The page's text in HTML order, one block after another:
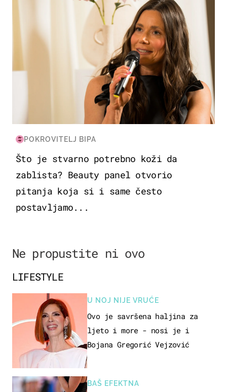
POKROVITELJ BIPA
Što je stvarno potrebno koži da
zablista? Beauty panel otvorio
pitanja koja si i same često
postavljamo...
Ne propustite ni ovo
LIFESTYLE
U NOJ NIJE VRUĆE
Ovo je savršena haljina za
ljeto i more - nosi je i
Bojana Gregorić Vejzović
BAŠ EFEKTNA